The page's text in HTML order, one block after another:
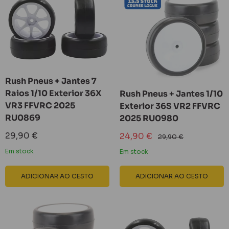
Rush Pneus + Jantes 7
Raios 1/10 Exterior 36X
VR3 FFVRC 2025
RU0869
Preço
reduzido
29,90 €
Em stock
ADICIONAR AO CESTO
Rush Pneus + Jantes 1/10
Exterior 36S VR2 FFVRC
2025 RU0980
Preço
reduzido
24,90 € Preço
normal
29,90 €
Em stock
ADICIONAR AO CESTO